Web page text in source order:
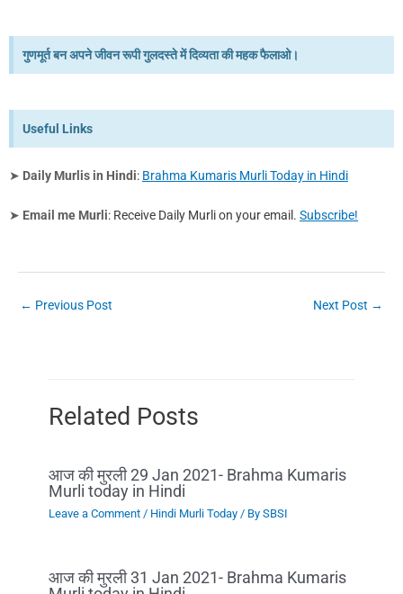
गुणमूर्त बन अपने जीवन रूपी गुलदस्ते में दिव्यता की महक फैलाओ।
Useful Links
➤ Daily Murlis in Hindi: Brahma Kumaris Murli Today in Hindi
➤ Email me Murli: Receive Daily Murli on your email. Subscribe!
← Previous Post Next Post →
Related Posts
आज की मुरली 29 Jan 2021- Brahma Kumaris
Murli today in Hindi
Leave a Comment / Hindi Murli Today / BySBSI
आज की मुरली 31 Jan 2021- Brahma Kumaris